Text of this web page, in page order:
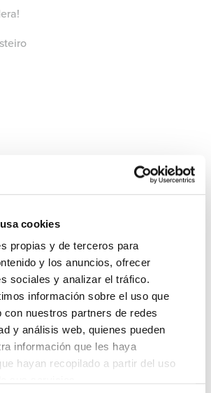
cookies
propias y de terceros para
y los anuncios, ofrecer
sociales y analizar el tráfico.
información sobre el uso que
con nuestros partners de redes
y análisis web, quienes pueden
información que les haya
hayan recopilado a partir del uso
en el exterior del hogar
madera para fachadas con estilo
Armarios y cajones debajo de